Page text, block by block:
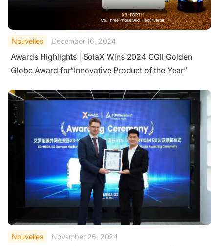
Nouvelles December 16, 2024
Awards Highlights | SolaX Wins 2024 GGll Golden
Globe Award for“Innovative Product of the Year”
Nouvelles November 26, 2024